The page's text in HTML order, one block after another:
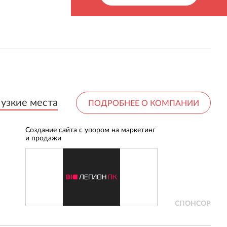
места
места ПОДРОБНЕЕ О КОМПАНИИ
Создание сайта с упором на маркетинг
и продажи
СПОНСОР